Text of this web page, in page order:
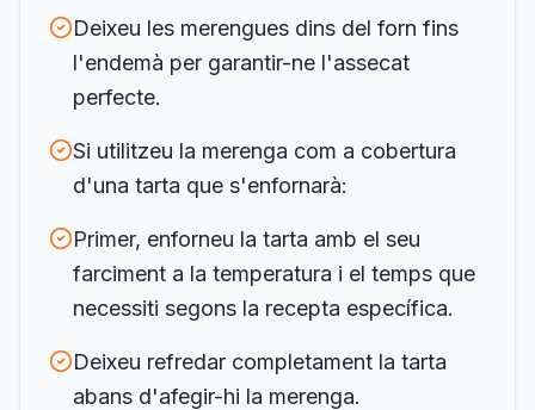
Deixeu les merengues dins del forn fins
l'endemà per garantir-ne l'assecat
perfecte.
Si utilitzeu la merenga com a cobertura
d'una tarta que s'enfornarà:
Primer, enforneu la tarta amb el seu
farciment a la temperatura i el temps que
necessiti segons la recepta específica.
Deixeu refredar completament la tarta
abans d'afegir-hi la merenga.